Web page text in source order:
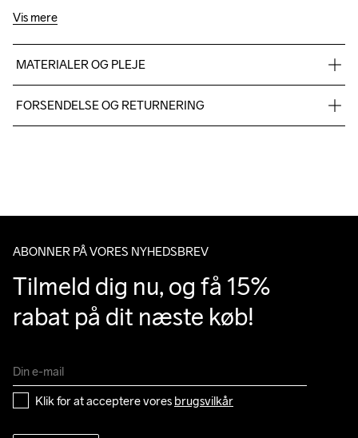
Vis mere
MATERIALER OG PLEJE
Melange colors: 50% Polyester Recycled 50% Polyester
FORSENDELSE OG RETURNERING
ABONNER PÅ VORES NYHEDSBREV
Tilmeld dig nu, og få 15%
rabat på dit næste køb!
Klik for at acceptere vores brugsvilkår